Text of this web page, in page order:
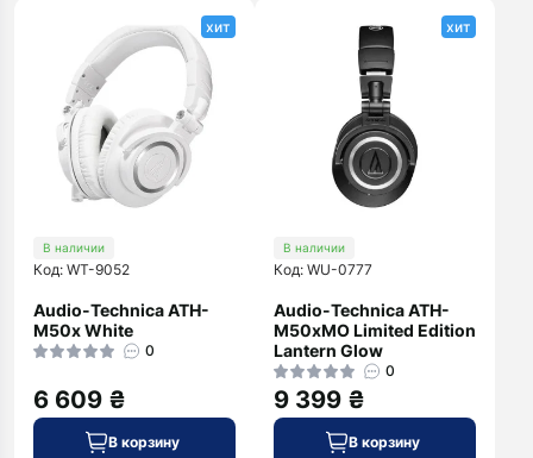
хит
В наличии
Код: WT-9052
Audio-Technica ATH-
M50x White
0
6 609 ₴
В корзину
хит
В наличии
Код: WU-0777
Audio-Technica ATH-
M50xMO Limited Edition
Lantern Glow
0
9 399 ₴
В корзину